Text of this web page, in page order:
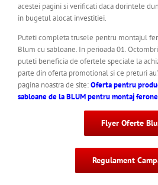
acestei pagini si verificati daca dorintele
in bugetul alocat investitiei.
Puteti completa trusele pentru montajul
Blum cu sabloane. In perioada 01.
puteti beneficia de ofertele speciale la
parte din oferta promotional si ce preturi
pagina noastra de site:Oferta pentru
sabloane de la BLUM pentru montaj
Flyer Oferte
Regulament